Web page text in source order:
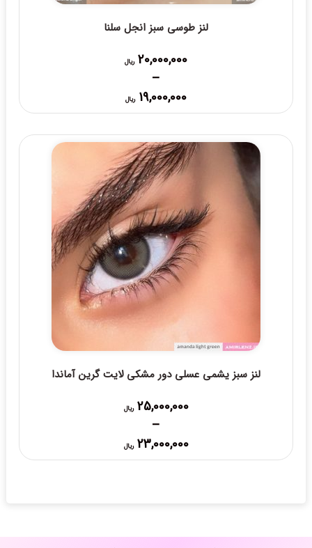
لنز طوسی سبز انجل سلنا
20,000,000 ریال
–
19,000,000 ریال
Price
range:
through
20,000,000 ریال
لنز سبز یشمی عسلی دور مشکی لایت گرین آماندا
25,000,000 ریال
–
23,000,000 ریال
Price
range: